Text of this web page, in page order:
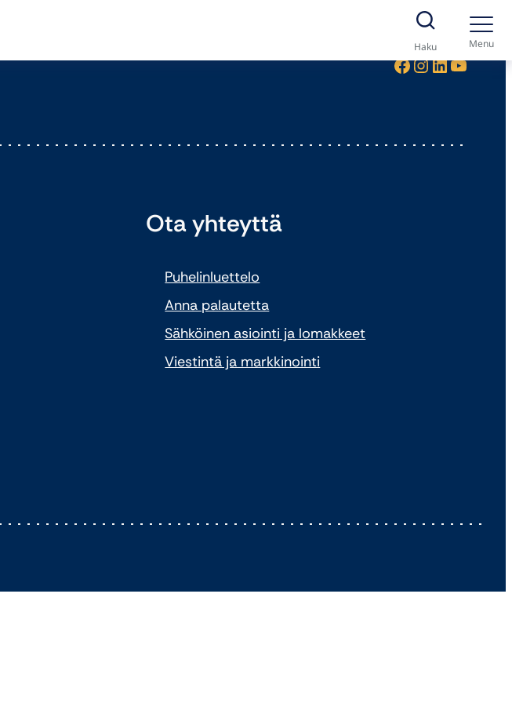
Haku Menu
Facebook InstagramLinkedIn YouTube
Ota yhteyttä
Puhelinluettelo
Anna palautetta
Sähköinen asiointi ja lomakkeet
Viestintä ja markkinointi